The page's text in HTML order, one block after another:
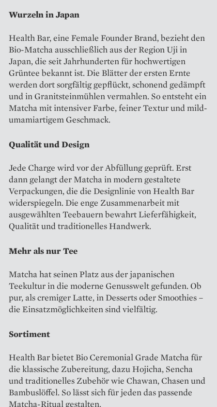
Wurzeln in Japan
Health Bar, eine Female Founder Brand, bezieht den
Bio-Matcha ausschließlich aus der Region Uji in
Japan, die seit Jahrhunderten für hochwertigen
Grüntee bekannt ist. Die Blätter der ersten Ernte
werden dort sorgfältig gepflückt, schonend gedämpft
und in Granitsteinmühlen vermahlen. So entsteht ein
Matcha mit intensiver Farbe, feiner Textur und mild-
umamiartigem Geschmack.
Qualität und Design
Jede Charge wird vor der Abfüllung geprüft. Erst
dann gelangt der Matcha in modern gestaltete
Verpackungen, die die Designlinie von Health Bar
widerspiegeln. Die enge Zusammenarbeit mit
ausgewählten Teebauern bewahrt Lieferfähigkeit,
Qualität und traditionelles Handwerk.
Mehr als nur Tee
Matcha hat seinen Platz aus der japanischen
Teekultur in die moderne Genusswelt gefunden. Ob
pur, als cremiger Latte, in Desserts oder Smoothies –
die Einsatzmöglichkeiten sind vielfältig.
Sortiment
Health Bar bietet Bio Ceremonial Grade Matcha für
die klassische Zubereitung, dazu Hojicha, Sencha
und traditionelles Zubehör wie Chawan, Chasen und
Bambuslöffel. So lässt sich für jeden das passende
Matcha-Ritual gestalten.